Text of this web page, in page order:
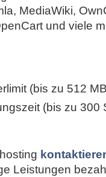
MediaWiki,
und viele
(bis zu 512
(bis zu 300
Leistungen